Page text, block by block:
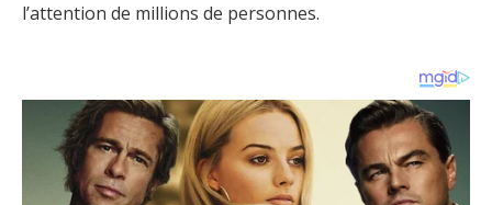
l’attention de millions de personnes.